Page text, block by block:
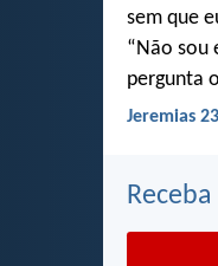
sem que
“Não sou
pergunta
Jeremias